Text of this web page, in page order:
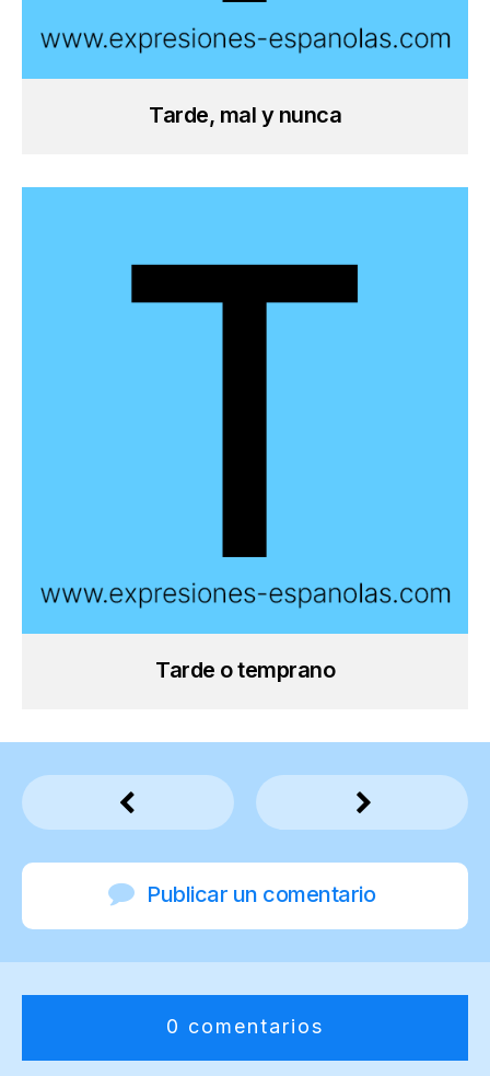
Tarde, mal y nunca
Tarde o temprano
Publicar un comentario
0 comentarios